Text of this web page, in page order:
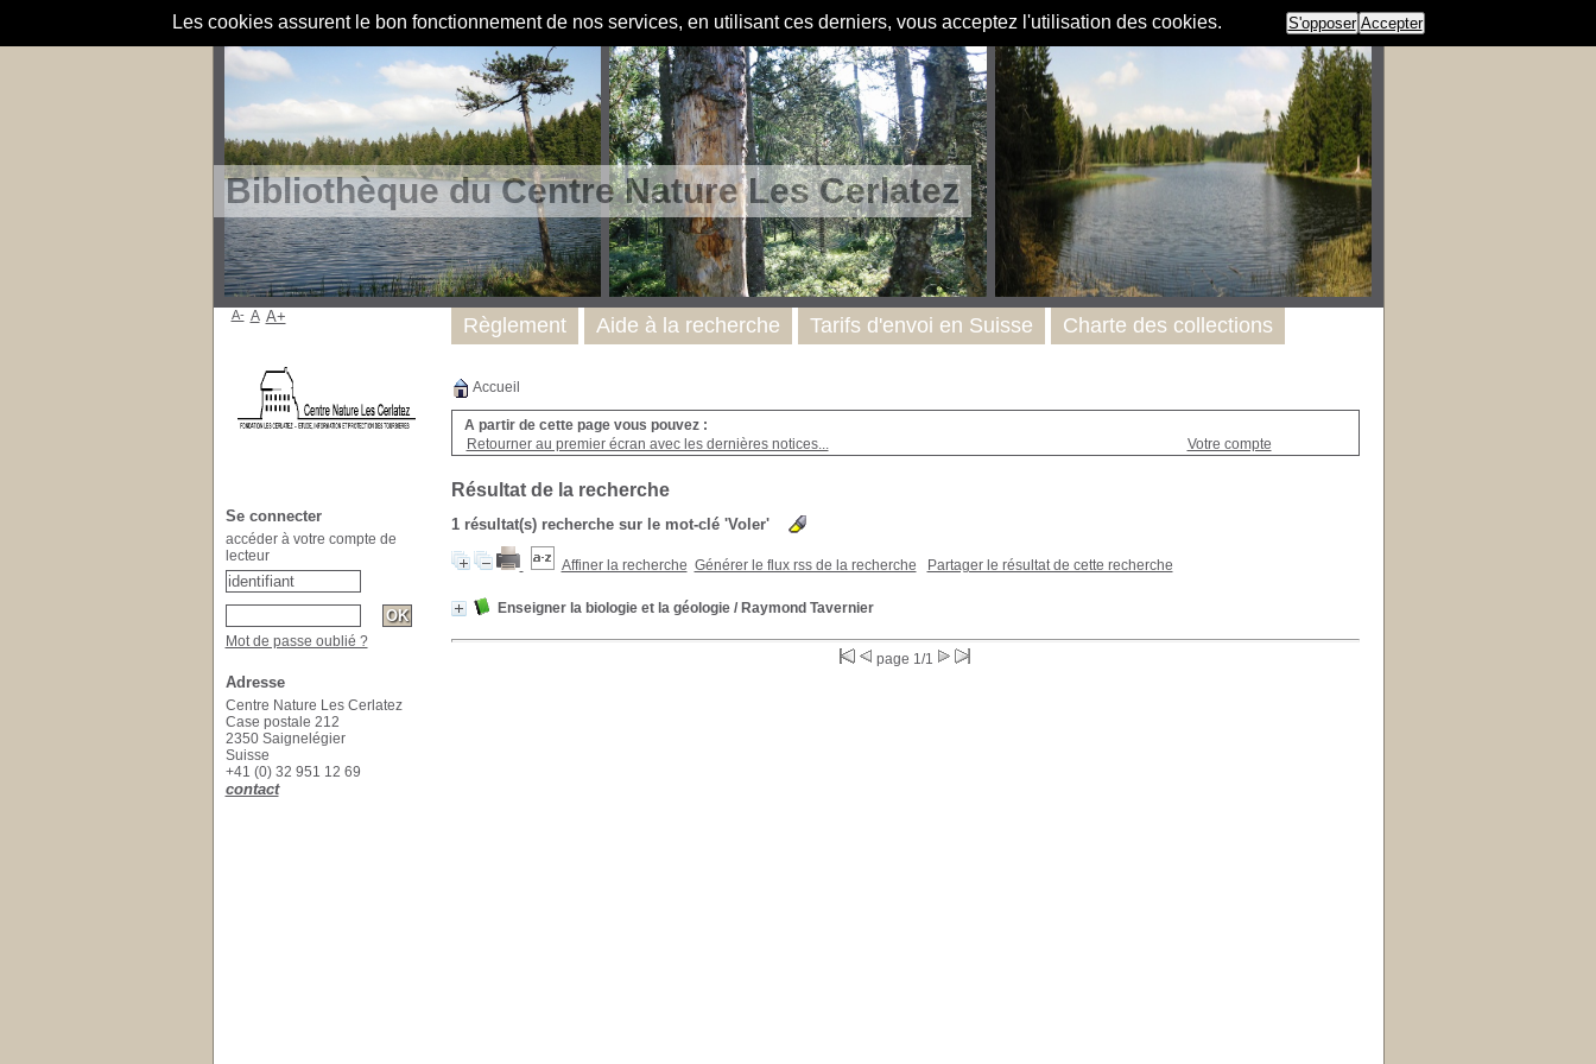
Les cookies assurent le bon fonctionnement de nos services, en utilisant ces derniers, vous acceptez l'utilisation des cookies. S'opposer Accepter
Bibliothèque du Centre Nature Les Cerlatez
Accueil
A partir de cette page vous pouvez :
Retourner au premier écran avec les dernières notices...
Votre compte
Résultat de la recherche
1 résultat(s) recherche sur le mot-clé 'Voler'
Affiner la recherche Générer le flux rss de la recherche Partager le résultat de cette recherche
Enseigner la biologie et la géologie/ Raymond Tavernier
page 1/1
Règlement Aide à la recherche Tarifs d'envoi en Suisse Charte des collections
A- A A+
Se connecter
accéder à votre compte de
lecteur
Mot de passe oublié ?
Adresse
Centre Nature Les Cerlatez
Case postale 212
2350 Saignelégier
Suisse
+41 (0) 32 951 12 69
contact